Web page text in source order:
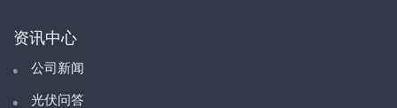
资讯中心
公司新闻
光伏问答